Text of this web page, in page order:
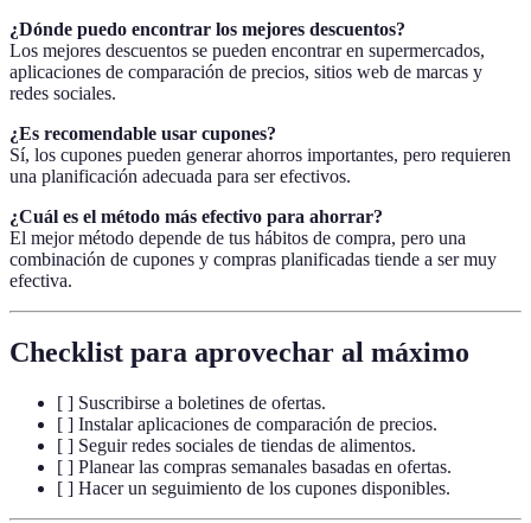
¿Dónde puedo encontrar los mejores descuentos?
Los mejores descuentos se pueden encontrar en supermercados,
aplicaciones de comparación de precios, sitios web de marcas y
redes sociales.
¿Es recomendable usar cupones?
Sí, los cupones pueden generar ahorros importantes, pero requieren
una planificación adecuada para ser efectivos.
¿Cuál es el método más efectivo para ahorrar?
El mejor método depende de tus hábitos de compra, pero una
combinación de cupones y compras planificadas tiende a ser muy
efectiva.
Checklist para aprovechar al máximo
[ ] Suscribirse a boletines de ofertas.
[ ] Instalar aplicaciones de comparación de precios.
[ ] Seguir redes sociales de tiendas de alimentos.
[ ] Planear las compras semanales basadas en ofertas.
[ ] Hacer un seguimiento de los cupones disponibles.